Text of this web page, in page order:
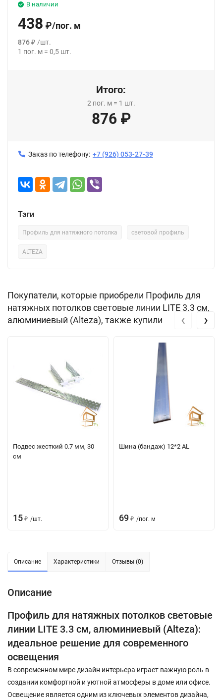
В наличии
438 ₽/пог. м
876₽ /шт.
1 пог. м = 0,5 шт.
Итого:
2 пог. м= 1 шт.
876 ₽
Заказ по телефону: +7 (926) 053-27-39
Тэги
Профиль для натяжного потолка световой профиль
ALTEZA
Покупатели, которые приобрели Профиль для
натяжных потолков световые линии LITE 3.3 см,
алюминиевый (Alteza), также купили
Подвес жесткий 0.7 мм, 30
см
15 ₽ /шт.
Шина (бандаж) 12*2 AL
69 ₽ /пог. м
‹ ›
Описание Характеристики Отзывы (0)
Описание
Профиль для натяжных потолков световые
линии LITE 3.3 см, алюминиевый (Alteza):
идеальное решение для современного
освещения
В современном мире дизайн интерьера играет важную роль в
создании комфортной и уютной атмосферы в доме или офисе.
Освещение является одним из ключевых элементов дизайна,